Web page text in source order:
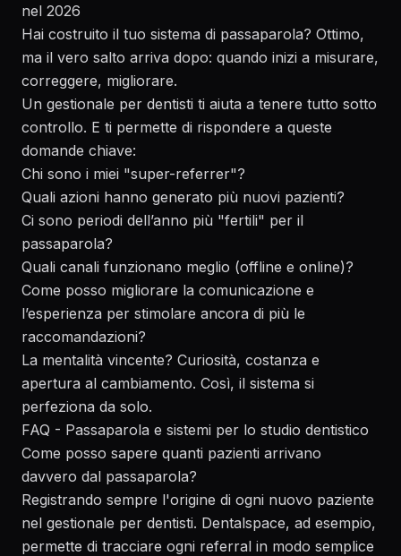
nel 2026
Hai costruito il tuo sistema di passaparola? Ottimo,
ma il vero salto arriva dopo: quando inizi a misurare,
correggere, migliorare.
Un gestionale per dentisti ti aiuta a tenere tutto sotto
controllo. E ti permette di rispondere a queste
domande chiave:
Chi sono i miei "super-referrer"?
Quali azioni hanno generato più nuovi pazienti?
Ci sono periodi dell’anno più "fertili" per il
passaparola?
Quali canali funzionano meglio (offline e online)?
Come posso migliorare la comunicazione e
l’esperienza per stimolare ancora di più le
raccomandazioni?
La mentalità vincente? Curiosità, costanza e
apertura al cambiamento. Così, il sistema si
perfeziona da solo.
FAQ - Passaparola e sistemi per lo studio dentistico
Come posso sapere quanti pazienti arrivano
davvero dal passaparola?
Registrando sempre l'origine di ogni nuovo paziente
nel gestionale per dentisti. Dentalspace, ad esempio,
permette di tracciare ogni referral in modo semplice